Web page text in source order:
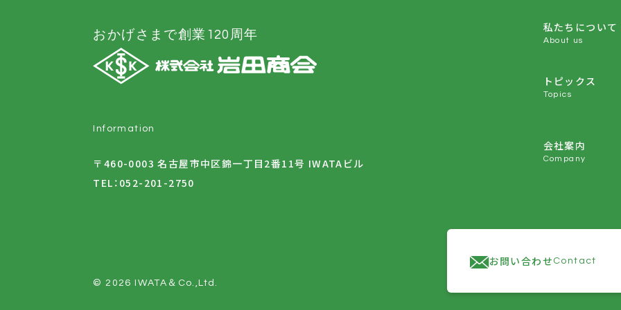
おかげさまで創業120周年
Information
〒460-0003 名古屋市中区錦一丁目2番11号 IWATAビル
TEL： 052-201-2750
私たちについて
About us
トピックス
Topics
会社案内
Company
© 2026 IWATA＆Co.,Ltd.
お問い合わせ Contact